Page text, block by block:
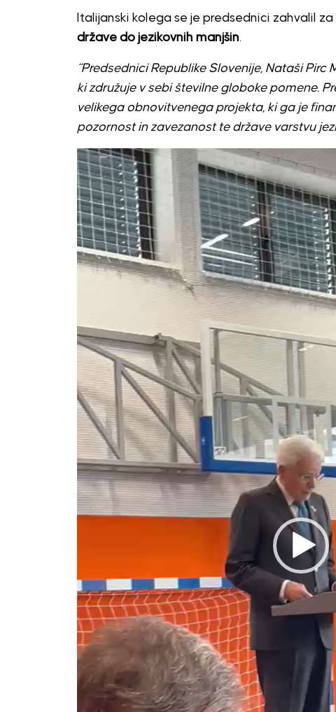
Italijanski kolega se je predsednici zahvalil
države do jezikovnih manjšin.
“Predsednici Republike Slovenije, Nataši
ki združuje v sebi številne globoke pomene.
velikega obnovitvenega projekta, ki ga je
pozornost in zavezanost te države varstvu
Predvajalnik
videa